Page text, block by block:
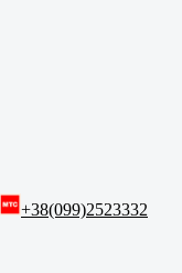
+38(099)2523332